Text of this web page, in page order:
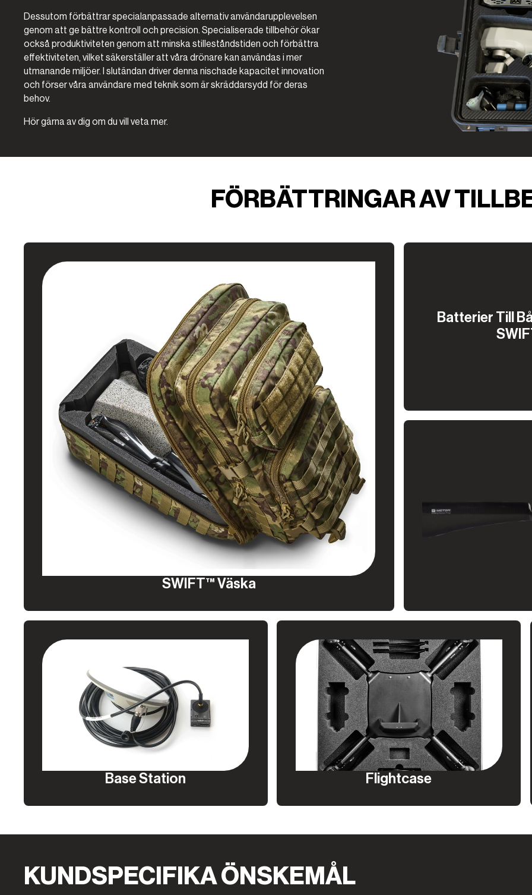
Dessutom förbättrar specialanpassade alternativ användarupplevelsen
genom att ge bättre kontroll och precision. Specialiserade tillbehör ökar
också produktiviteten genom att minska stilleståndstiden och förbättra
effektiviteten, vilket säkerställer att våra drönare kan användas i mer
utmanande miljöer. I slutändan driver denna nischade kapacitet innovation
och förser våra användare med teknik som är skräddarsydd för deras
behov.
Hör gärna av dig om du vill veta mer.
FÖRBÄTTRINGAR AV
SWIFT™ Väska
Batterier Till
Base Station Flightcase
KUNDSPECIFIKA ÖNSKEMÅL